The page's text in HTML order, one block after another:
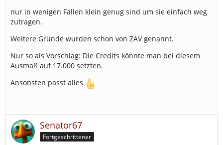
nur in wenigen Fällen klein genug sind um sie einfach weg
zutragen.
Weitere Gründe wurden schon von ZAV genannt.
Nur so als Vorschlag: Die Credits könnte man bei diesem
Ausmaß auf 17.000 setzten.
Ansonsten passt alles
Senator67
Fortgeschrittener